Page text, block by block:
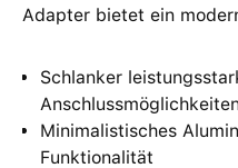
Adapter bietet ein
Schlanker
Minimalistisches
Funktionalität